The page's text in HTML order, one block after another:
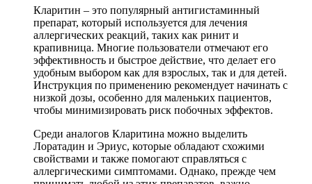
Кларитин – это популярный антигистаминный
препарат, который используется для лечения
аллергических реакций, таких как ринит и
крапивница. Многие пользователи отмечают его
эффективность и быстрое действие, что делает его
удобным выбором как для взрослых, так и для детей.
Инструкция по применению рекомендует начинать с
низкой дозы, особенно для маленьких пациентов,
чтобы минимизировать риск побочных эффектов.
Среди аналогов Кларитина можно выделить
Лоратадин и Эриус, которые обладают схожими
свойствами и также помогают справляться с
аллергическими симптомами. Однако, прежде чем